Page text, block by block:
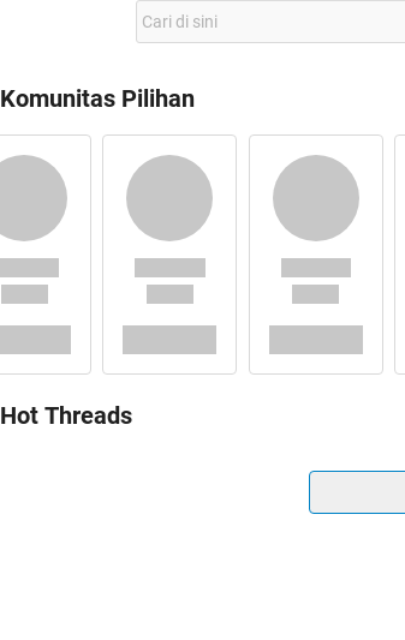
Komunitas Pilihan
Hot Threads